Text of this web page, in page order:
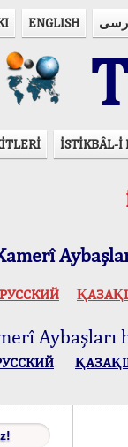
ENGLISH
İSTİKBÂL-İ
РУССКИЙ
Aybaşları